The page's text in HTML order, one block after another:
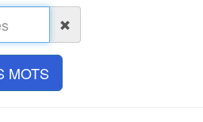
MOTS